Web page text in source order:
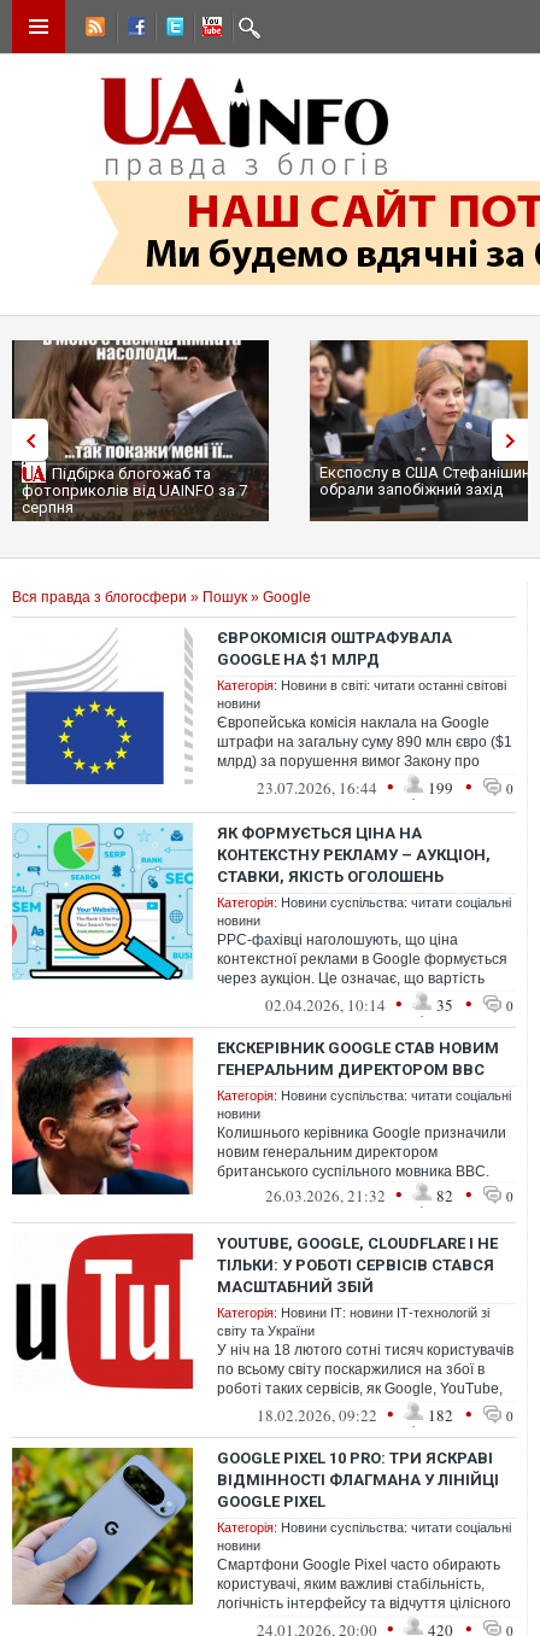
Підбірка блогожаб та
фотоприколів від UAINFO за 7
серпня
Експослу в США
обрали запобіжний захід
Вся правда з блогосфери » Пошук » Google
ЄВРОКОМІСІЯ ОШТРАФУВАЛА
GOOGLE НА $1 МЛРД
Категорія: Новини в світі: читати останні світові
новини
Європейська комісія наклала на Google
штрафи на загальну суму 890 млн євро ($1
млрд) за порушення вимог Закону про
цифрові ринки (Digital Markets Act,...
23.07.2026, 16:44 • 199 • 0
ЯК ФОРМУЄТЬСЯ ЦІНА НА
КОНТЕКСТНУ РЕКЛАМУ – АУКЦІОН,
СТАВКИ, ЯКІСТЬ ОГОЛОШЕНЬ
Категорія: Новини суспільства: читати соціальні
новини
PPC-фахівці наголошують, що ціна
контекстної реклами в Google формується
через аукціон. Це означає, що вартість
кожного кліка залежить від того, скіль...
02.04.2026, 10:14 • 35 • 0
ЕКСКЕРІВНИК GOOGLE СТАВ НОВИМ
ГЕНЕРАЛЬНИМ ДИРЕКТОРОМ ВВС
Категорія: Новини суспільства: читати соціальні
новини
Колишнього керівника Google призначили
новим генеральним директором
британського суспільного мовника BBC.
26.03.2026, 21:32 • 82 • 0
YOUTUBE, GOOGLE, CLOUDFLARE І НЕ
ТІЛЬКИ: У РОБОТІ СЕРВІСІВ СТАВСЯ
МАСШТАБНИЙ ЗБІЙ
Категорія: Новини ІТ: новини ІТ-технологій зі
світу та України
У ніч на 18 лютого сотні тисяч користувачів
по всьому світу поскаржилися на збої в
роботі таких сервісів, як Google, YouTube,
Cloudflare і в багатьох ...
18.02.2026, 09:22 • 182 • 0
GOOGLE PIXEL 10 PRO: ТРИ ЯСКРАВІ
ВІДМІННОСТІ ФЛАГМАНА У ЛІНІЙЦІ
GOOGLE PIXEL
Категорія: Новини суспільства: читати соціальні
новини
Смартфони Google Pixel часто обирають
користувачі, яким важливі стабільність,
логічність інтерфейсу та відчуття цілісного
продукту24.01.2026, 20:00 • 420 • 0